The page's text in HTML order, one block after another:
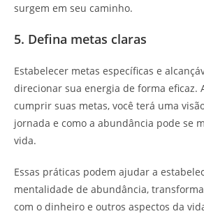
surgem em seu caminho.
5. Defina metas claras
Estabelecer metas específicas e
direcionar sua energia de forma eficaz.
cumprir suas metas, você terá uma
jornada e como a abundância pode se
vida.
Essas práticas podem ajudar a
mentalidade de abundância,
com o dinheiro e outros aspectos da